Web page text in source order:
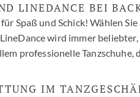
LINEDANCE BEI
Spaß und Schick! Wählen
wird immer
professionelle
IM